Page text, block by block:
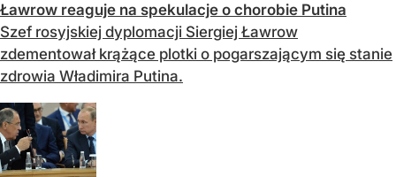
Ławrow reaguje na spekulacje o chorobie Putina
Szef rosyjskiej dyplomacji Siergiej Ławrow
zdementował krążące plotki o pogarszającym się stanie
zdrowia Władimira Putina.